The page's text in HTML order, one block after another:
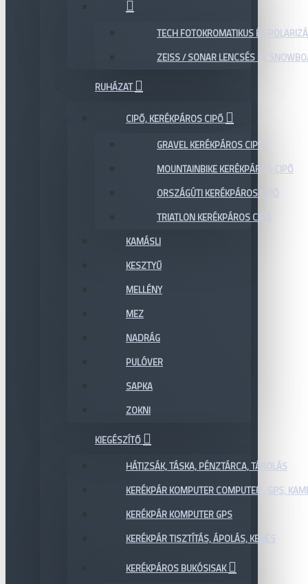
TECH FOTOKROMATIKUS ÉS
ZEISS / SONAR LENCSÉS SÍ,
RUHÁZAT
CIPŐ, KERÉKPÁROS CIPŐ
GRAVEL KERÉKPÁROS CIPŐ
MOUNTAINBIKE KERÉKPÁROS CIPŐ
ORSZÁGÚTI KERÉKPÁROS CIPŐ
TRIATLON KERÉKPÁROS CIPŐ
KAMÁSLI
KESZTYŰ
MELLÉNY
MEZ
NADRÁG
PULÓVER
SAPKA
ZOKNI
KIEGÉSZÍTŐ
HÁTIZSÁK, TÁSKA, PÉNZTÁRCA, TÁROLÁS
KERÉKPÁR KOMPUTER COMPUTER , GPS,
KERÉKPÁR KOMPUTER GPS
KERÉKPÁR TISZTÍTÁS, ÁPOLÁS, KENÉS
KERÉKPÁROS BUKÓSISAK